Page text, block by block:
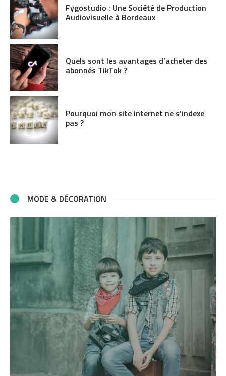
Fygostudio : Une Société de Production
Audiovisuelle à Bordeaux
Quels sont les avantages d’acheter des
abonnés TikTok ?
Pourquoi mon site internet ne s’indexe
pas ?
MODE & DÉCORATION